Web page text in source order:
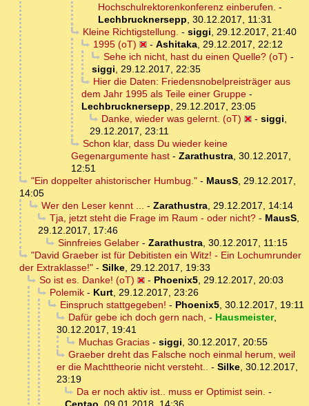
Hochschulrektorenkonferenz einberufen. -
Lechbrucknersepp, 30.12.2017, 11:31
Kleine Richtigstellung. - siggi, 29.12.2017, 21:40
1995 (oT)
- Ashitaka, 29.12.2017, 22:12
Sehe ich nicht, hast du einen Quelle? (oT) -
siggi, 29.12.2017, 22:35
Hier die Daten: Friedensnobelpreisträger aus
dem Jahr 1995 als Teile einer Gruppe -
Lechbrucknersepp, 29.12.2017, 23:05
Danke, wieder was gelernt. (oT)
- siggi,
29.12.2017, 23:11
Schon klar, dass Du wieder keine
Gegenargumente hast - Zarathustra, 30.12.2017,
12:51
"Ein doppelter ahistorischer Humbug."- MausS, 29.12.2017,
14:05
Wer den Leser kennt ... - Zarathustra, 29.12.2017, 14:14
Tja, jetzt steht die Frage im Raum - oder nicht?- MausS,
29.12.2017, 17:46
Sinnfreies Gelaber- Zarathustra, 30.12.2017, 11:15
"David Graeber ist für Debitisten ein Witz! - Ein Lochumrunder
der Extraklasse!" - Silke, 29.12.2017, 19:33
So ist es. Danke! (oT)
- Phoenix5, 29.12.2017, 20:03
Polemik- Kurt, 29.12.2017, 23:26
Einspruch stattgegeben! - Phoenix5, 30.12.2017, 19:11
Dafür gebe ich doch gern nach, - Hausmeister,
30.12.2017, 19:41
Muchas Gracias- siggi, 30.12.2017, 20:55
Graeber dreht das Falsche noch einmal herum, weil
er die Machttheorie nicht versteht.. - Silke, 30.12.2017,
23:19
Da er noch aktiv ist.. muss er Optimist sein. -